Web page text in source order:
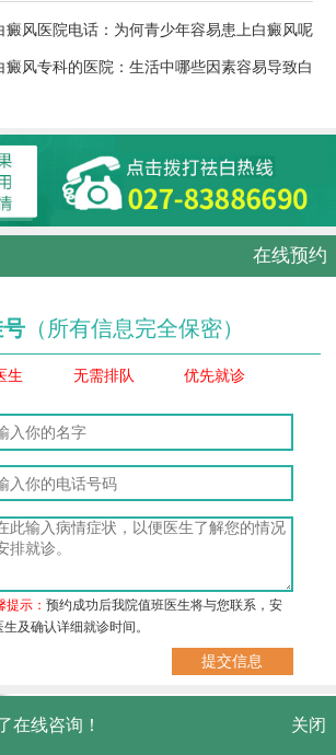
癜风医院电话：为何青少年容易患上白癜风呢
癜风专科的医院：生活中哪些因素容易导致白
在线预约
（所有信息完全保密）
生 无需排队 优先就诊
提示：预约成功后我院值班医生将与您联系，安
生及确认详细就诊时间。
武汉市硚口区解放大道479号
免费电话：
在线咨询！ 关闭